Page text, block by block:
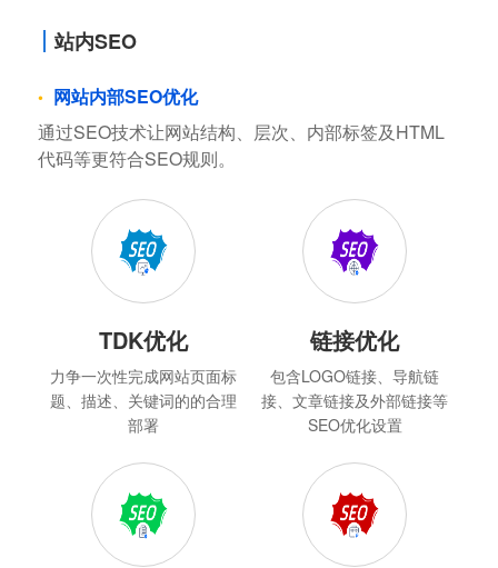
站内SEO
网站内部SEO优化
通过SEO技术让网站结构、层次、内部标签及HTML
代码等更符合SEO规则。
TDK优化
力争一次性完成网站页面标
题、描述、关键词的的合理
部署
链接优化
包含LOGO链接、导航链
接、文章链接及外部链接等
SEO优化设置